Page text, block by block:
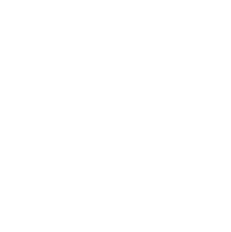
nápoje (miestnej